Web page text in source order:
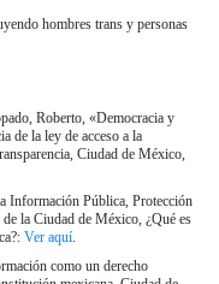
hombres trans y personas
Roberto, «Democracia y
de la ley de acceso a la
Ciudad de México,
Información Pública, Protección
la Ciudad de México, ¿Qué es
Ver aquí
como un derecho